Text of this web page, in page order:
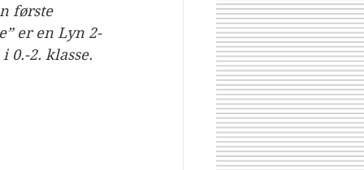
første
er en Lyn 2-
0.-2. klasse.